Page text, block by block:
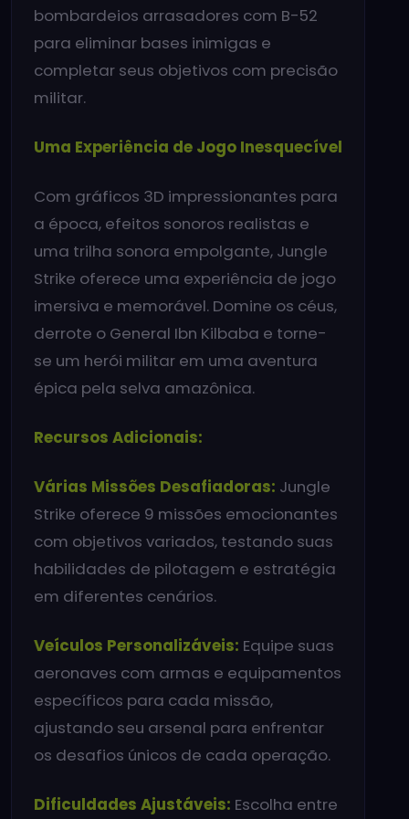
bombardeios arrasadores com B-52
para eliminar bases inimigas e
completar seus objetivos com precisão
militar.
Uma Experiência de Jogo Inesquecível
Com gráficos 3D impressionantes para
a época, efeitos sonoros realistas e
uma trilha sonora empolgante, Jungle
Strike oferece uma experiência de jogo
imersiva e memorável. Domine os céus,
derrote o General Ibn Kilbaba e torne-
se um herói militar em uma aventura
épica pela selva amazônica.
Recursos Adicionais:
Várias Missões Desafiadoras: Jungle
Strike oferece 9 missões emocionantes
com objetivos variados, testando suas
habilidades de pilotagem e estratégia
em diferentes cenários.
Veículos Personalizáveis: Equipe suas
aeronaves com armas e equipamentos
específicos para cada missão,
ajustando seu arsenal para enfrentar
os desafios únicos de cada operação.
Dificuldades Ajustáveis: Escolha entre